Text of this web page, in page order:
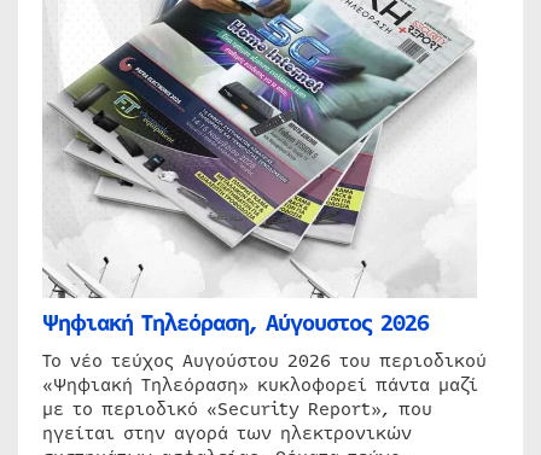
Ψηφιακή Τηλεόραση, Αύγουστος 2026
Το νέο τεύχος Αυγούστου 2026 του περιοδικού
«Ψηφιακή Τηλεόραση» κυκλοφορεί πάντα μαζί
με το περιοδικό «Security Report», που
ηγείται στην αγορά των ηλεκτρονικών